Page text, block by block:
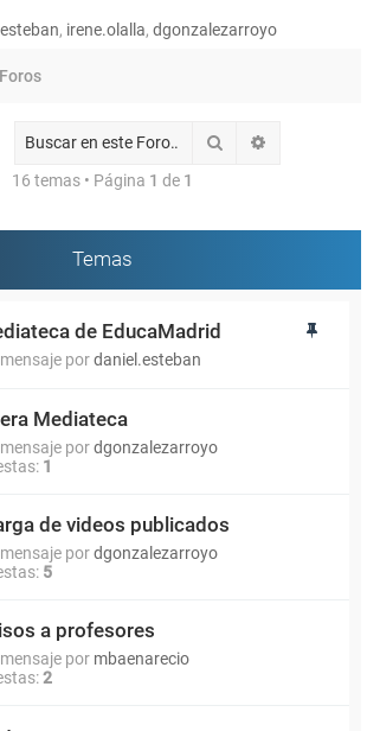
, irene.olalla, dgonzalezarroyo
Buscar
16 temas • Página 1 de 1
Temas
de EducaMadrid
pordaniel.esteban
Mediateca
pordgonzalezarroyo
1
de videos publicados
pordgonzalezarroyo
5
a profesores
por mbaenarecio
2